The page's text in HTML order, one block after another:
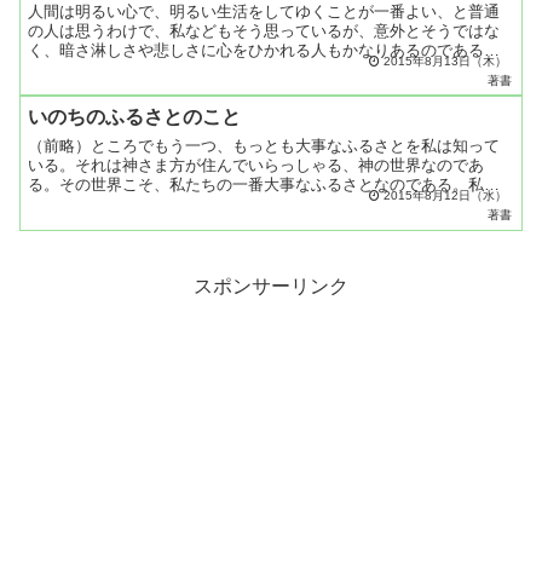
人間は明るい心で、明るい生活をしてゆくことが一番よい、と普通
の人は思うわけで、私などもそう思っているが、意外とそうではな
く、暗さ淋しさや悲しさに心をひかれる人もかなりあるのである。
いつも明るい顔をして、何の苦労もなさそうにニコニコしている
2015年8月13日（木）
著書
いのちのふるさとのこと
（前略）ところでもう一つ、もっとも大事なふるさとを私は知って
いる。それは神さま方が住んでいらっしゃる、神の世界なのであ
る。その世界こそ、私たちの一番大事なふるさとなのである。私は
常にそのふるさとに還り、そしてまた、この地上世界に戻って働い
2015年8月12日（水）
著書
スポンサーリンク